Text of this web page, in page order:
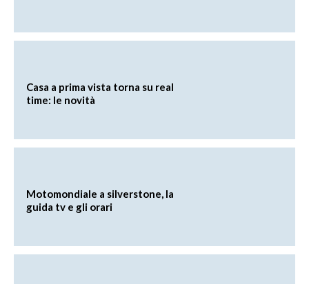
Casa a prima vista torna su real
time: le novità
Motomondiale a silverstone, la
guida tv e gli orari